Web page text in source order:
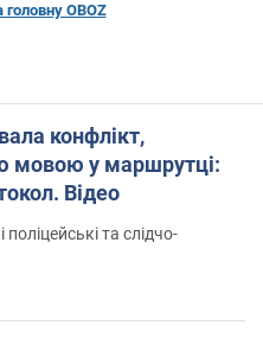
OBOZ
конфлікт,
мовою у маршрутці:
Відео
та слідчо-